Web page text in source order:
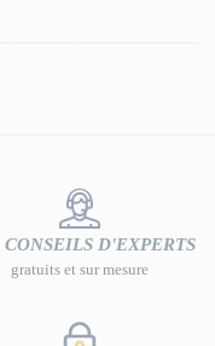
CONSEILS D'EXPERTS
gratuits et sur mesure